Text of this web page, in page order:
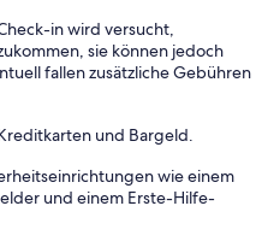
in wird versucht,
sie können jedoch
fallen zusätzliche Gebühren
und Bargeld.
wie einem
und einem Erste-Hilfe-